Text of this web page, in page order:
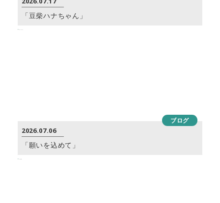
「豆柴ハナちゃん」
ブログ
2026.07.06
「願いを込めて」